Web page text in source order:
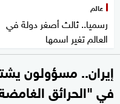
عالم
رسميا.. ثالث أصغر دولة في
العالم تغير اسمها
إيران.. مسؤولون
في "الحرائق